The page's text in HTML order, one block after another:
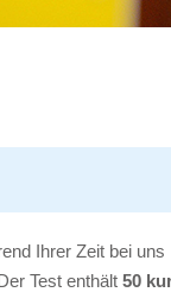
Ihrer Zeit bei uns
Test enthält 50